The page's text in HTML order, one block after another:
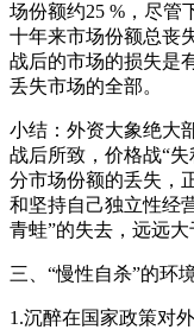
场份额约25 %，尽管
十年来市场份额总丧
战后的市场的损失是
丢失市场的全部。
小结：外资大象绝大
战后所致，价格战“
分市场份额的丢失，
和坚持自己独立性经
青蛙”的失去，远远大
三、“慢性自杀”的环
1.沉醉在国家政策对